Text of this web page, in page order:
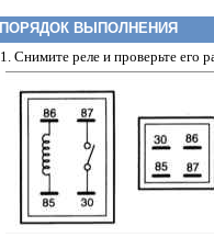
ПОРЯДОК ВЫПОЛНЕНИЯ
1. Снимите реле и проверьте его